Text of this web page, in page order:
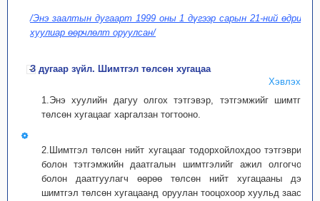
/Энэ заалтын дугаарт 1999 оны 1 дүгээр сарын 21-ний өдрийн
хуулиар өөрчлөлт оруулсан/
З дугаар зүйл. Шимтгэл төлсөн хугацаа
Хэвлэх
1.Энэ хуулийн дагуу олгох тэтгэвэр, тэтгэмжийг шимтгэл
төлсөн хугацааг харгалзан тогтооно.
2.Шимтгэл төлсөн нийт хугацааг тодорхойлохдоо тэтгэврийн
болон тэтгэмжийн даатгалын шимтгэлийг ажил олгогчоос
болон даатгуулагч өөрөө төлсөн нийт хугацааны дээр
шимтгэл төлсөн хугацаанд оруулан тооцохоор хуульд заасан